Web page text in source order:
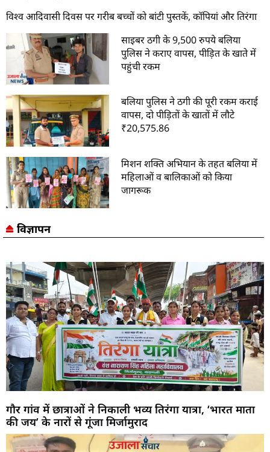
विश्व आदिवासी दिवस पर गरीब बच्चों को बांटी पुस्तकें, कॉपियां और तिरंगा
साइबर ठगी के 9,500 रुपये बलिया
पुलिस ने कराए वापस, पीड़ित के खाते में
पहुंची रकम
बलिया पुलिस ने ठगी की पूरी रकम कराई
वापस, दो पीड़ितों के खातों में लौटे
₹20,575.86
मिशन शक्ति अभियान के तहत बलिया में
महिलाओं व बालिकाओं को किया
जागरूक
विज्ञापन
गौर गांव में छात्राओं ने निकाली भव्य तिरंगा यात्रा, ‘भारत माता
की जय’ के नारों से गूंजा मिर्जामुराद